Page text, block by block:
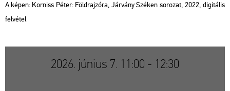
A képen: Kor­niss Péter: Föld­rajz­óra,Jár­vány Szé­ken so­ro­zat, 2022, di­gi­tá­lis
fel­vé­tel
2026. június 7. 11:00 - 12:30